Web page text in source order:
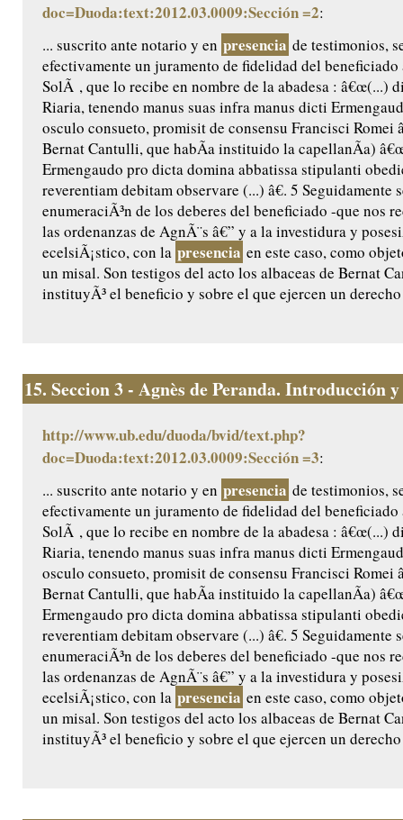
doc=Duoda:text:2012.03.0009:Sección =2:
... suscrito ante notario y en presencia de testimonios,
efectivamente un juramento de fidelidad del beneficiado
SolÃ , que lo recibe en nombre de la abadesa : â€œ(...)
Riaria, tenendo manus suas infra manus dicti
osculo consueto, promisit de consensu Francisci Romei
Bernat Cantulli, que habÃ­a instituido la capellanÃ­a)
Ermengaudo pro dicta domina abbatissa stipulanti
reverentiam debitam observare (...) â€. 5 Seguidamente
enumeraciÃ³n de los deberes del beneficiado -que nos
las ordenanzas de AgnÃ¨s â€” y a la investidura y
ecelsiÃ¡stico, con la presencia en este caso, como
un misal. Son testigos del acto los albaceas de Bernat
instituyÃ³ el beneficio y sobre el que ejercen un
15. Seccion 3 - Agnès de Peranda. Introducción
http://www.ub.edu/duoda/bvid/text.php?
doc=Duoda:text:2012.03.0009:Sección =3:
... suscrito ante notario y en presencia de testimonios,
efectivamente un juramento de fidelidad del beneficiado
SolÃ , que lo recibe en nombre de la abadesa : â€œ(...)
Riaria, tenendo manus suas infra manus dicti
osculo consueto, promisit de consensu Francisci Romei
Bernat Cantulli, que habÃ­a instituido la capellanÃ­a)
Ermengaudo pro dicta domina abbatissa stipulanti
reverentiam debitam observare (...) â€. 5 Seguidamente
enumeraciÃ³n de los deberes del beneficiado -que nos
las ordenanzas de AgnÃ¨s â€” y a la investidura y
ecelsiÃ¡stico, con la presencia en este caso, como
un misal. Son testigos del acto los albaceas de Bernat
instituyÃ³ el beneficio y sobre el que ejercen un